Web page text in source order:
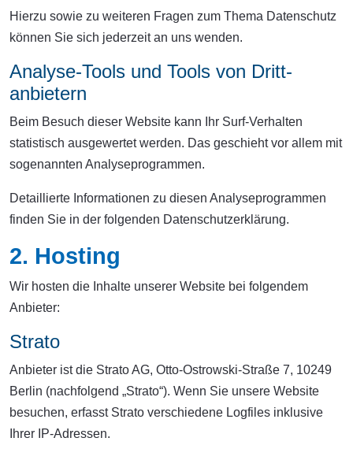
Hierzu sowie zu weiteren Fragen zum Thema Datenschutz
können Sie sich jederzeit an uns wenden.
Analyse-Tools und Tools von Dritt­
anbietern
Beim Besuch dieser Website kann Ihr Surf-Verhalten
statistisch ausgewertet werden. Das geschieht vor allem mit
sogenannten Analyseprogrammen.
Detaillierte Informationen zu diesen Analyseprogrammen
finden Sie in der folgenden Datenschutzerklärung.
2. Hosting
Wir hosten die Inhalte unserer Website bei folgendem
Anbieter:
Strato
Anbieter ist die Strato AG, Otto-Ostrowski-Straße 7, 10249
Berlin (nachfolgend „Strato“). Wenn Sie unsere Website
besuchen, erfasst Strato verschiedene Logfiles inklusive
Ihrer IP-Adressen.